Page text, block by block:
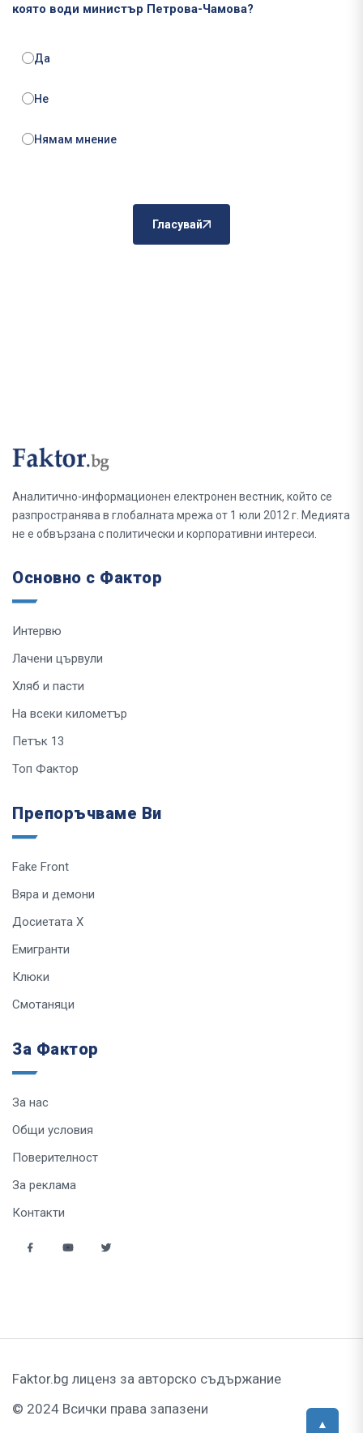
която води министър Петрова-Чамова?
Да
Не
Нямам мнение
Гласувай
Аналитично-информационен електронен вестник, който се
разпространява в глобалната мрежа от 1 юли 2012 г. Медията
не е обвързана с политически и корпоративни интереси.
Основно с Фактор
Интервю
Лачени цървули
Хляб и пасти
На всеки километър
Петък 13
Топ Фактор
Препоръчваме Ви
Fake Front
Вяра и демони
Досиетата Х
Емигранти
Клюки
Смотаняци
За Фактор
За нас
Общи условия
Поверителност
За реклама
Контакти
Faktor.bg лиценз за авторско съдържание
© 2024 Всички права запазени